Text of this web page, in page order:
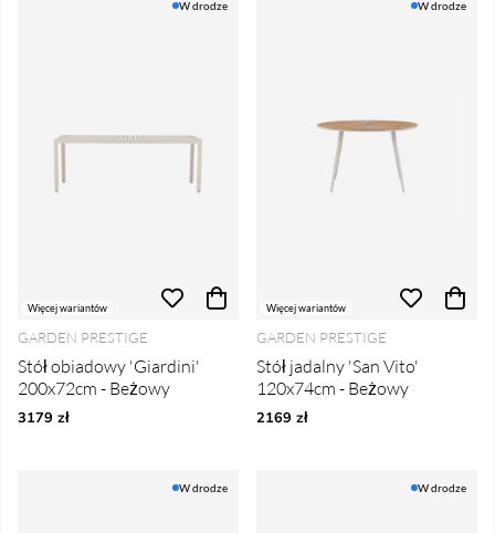
Więcej wariantów
W drodze
GARDEN PRESTIGE
Stół obiadowy 'Giardini'
200x72cm - Beżowy
3179 zł
Więcej wariantów
W drodze
GARDEN PRESTIGE
Stół jadalny 'San Vito'
120x74cm - Beżowy
2169 zł
W drodze W drodze